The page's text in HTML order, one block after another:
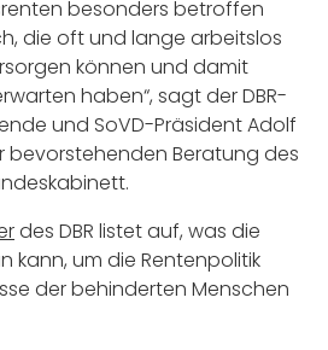
besonders betroffen
die oft und lange arbeitslos
können und damit
haben“, sagt der DBR-
und SoVD-Präsident Adolf
bevorstehenden Beratung des
des DBR listet auf, was die
kann, um die Rentenpolitik
der behinderten Menschen